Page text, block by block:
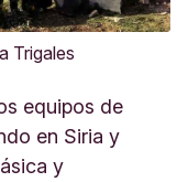
Trigales
equipos de
en Siria y
y